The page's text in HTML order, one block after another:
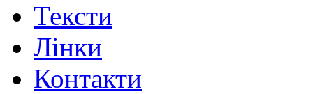
Тексти
Лінки
Контакти